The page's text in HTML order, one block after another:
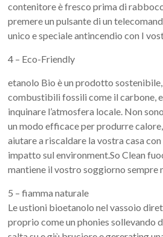
contenitore è fresco prima di
premere un pulsante di un
unico e speciale antincendio con I
4 – Eco-Friendly
etanolo Bio è un prodotto
combustibili fossili come il carbone,
inquinare l’atmosfera locale. Non
un modo efficace per produrre
aiutare a riscaldare la vostra casa
impatto sul environment.So Clean
mantiene il vostro soggiorno sempre
5 – fiamma naturale
Le ustioni bioetanolo nel vassoio
proprio come un phonies sollevando